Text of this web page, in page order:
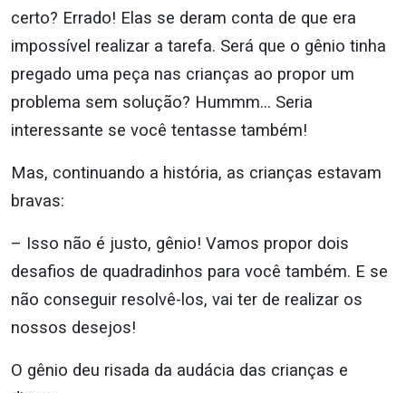
certo? Errado! Elas se deram conta de que era
impossível realizar a tarefa. Será que o gênio tinha
pregado uma peça nas crianças ao propor um
problema sem solução? Hummm… Seria
interessante se você tentasse também!
Mas, continuando a história, as crianças estavam
bravas:
– Isso não é justo, gênio! Vamos propor dois
desafios de quadradinhos para você também. E se
não conseguir resolvê-los, vai ter de realizar os
nossos desejos!
O gênio deu risada da audácia das crianças e